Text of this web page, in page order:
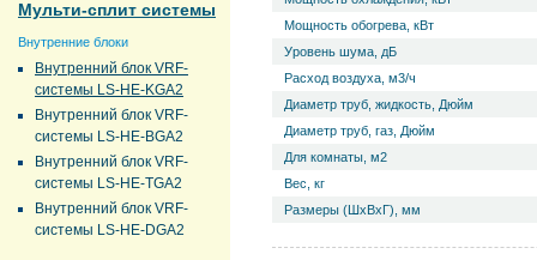
Мульти-сплит системы
Внутренние блоки
Внутренний блок VRF-
системы LS-HE-KGA2
Внутренний блок VRF-
системы LS-HE-BGA2
Внутренний блок VRF-
системы LS-HE-TGA2
Внутренний блок VRF-
системы LS-HE-DGA2
Мощность обогрева, кВт
Уровень ш­ума, дБ
Расход воздуха, м3/ч
Диаметр труб, жидкость, Дюйм
Диаметр труб, газ, Дюйм
Для комнаты, м2
Вес, кг
Размеры (ШхВхГ), мм